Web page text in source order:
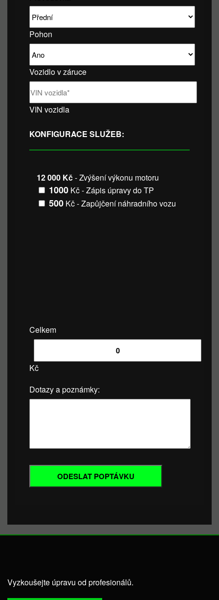
Pohon
Vozidlo v záruce
VIN vozidla
KONFIGURACE SLUŽEB:
12 000 Kč- Zvýšení výkonu motoru
1000 Kč - Zápis úpravy do TP
500 Kč - Zapůjčení náhradního vozu
Celkem
Kč
Dotazy a poznámky:
Vyzkoušejte úpravu od profesionálů.